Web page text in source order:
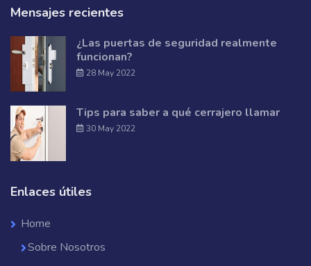
Mensajes recientes
¿Las puertas de seguridad realmente
funcionan?
28 May 2022
Tips para saber a qué cerrajero llamar
30 May 2022
Enlaces útiles
Home
Sobre Nosotros